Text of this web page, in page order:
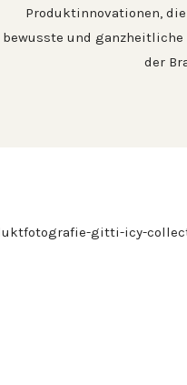
Produktinnovationen,
bewusste und ganzheitliche
der